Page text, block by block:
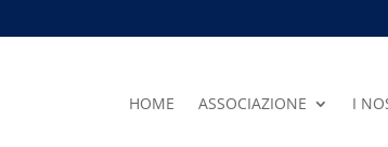
HOME ASSOCIAZIONE I